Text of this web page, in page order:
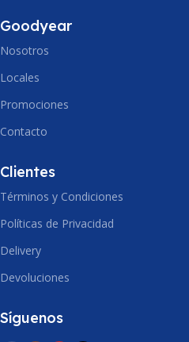
Goodyear
Nosotros
Locales
Promociones
Contacto
Clientes
Términos y Condiciones
Políticas de Privacidad
Delivery
Devoluciones
Síguenos